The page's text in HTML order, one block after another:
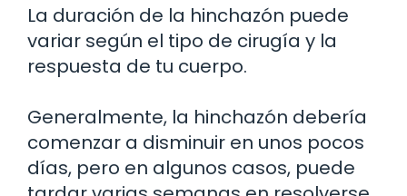
La duración de la hinchazón puede
variar según el tipo de cirugía y la
respuesta de tu cuerpo.
Generalmente, la hinchazón debería
comenzar a disminuir en unos pocos
días, pero en algunos casos, puede